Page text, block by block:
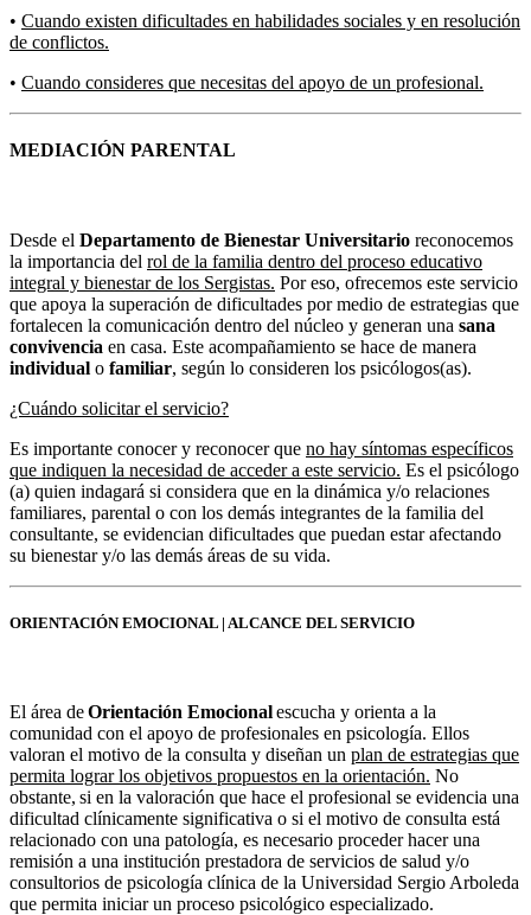
• Cuando existen dificultades en habilidades sociales y en resolución
de conflictos.
• Cuando consideres que necesitas del apoyo de un profesional.
MEDIACIÓN PARENTAL
Desde el Departamento de Bienestar Universitario reconocemos
la importancia del rol de la familia dentro del proceso educativo
integral y bienestar de los Sergistas. Por eso, ofrecemos este servicio
que apoya la superación de dificultades por medio de estrategias que
fortalecen la comunicación dentro del núcleo y generan una sana
convivencia en casa. Este acompañamiento se hace de manera
individual o familiar, según lo consideren los psicólogos(as).
¿Cuándo solicitar el servicio?
Es importante conocer y reconocer que no hay síntomas específicos
que indiquen la necesidad de acceder a este servicio. Es el psicólogo
(a) quien indagará si considera que en la dinámica y/o relaciones
familiares, parental o con los demás integrantes de la familia del
consultante, se evidencian dificultades que puedan estar afectando
su bienestar y/o las demás áreas de su vida.
ORIENTACIÓN EMOCIONAL | ALCANCE DEL SERVICIO
El área deOrientación Emocionalescucha y orienta a la
comunidad con el apoyo de profesionales en psicología. Ellos
valoran el motivo de la consulta y diseñan un plan de estrategias que
permita lograr los objetivos propuestos en la orientación. No
obstante, si en la valoración que hace el profesional se evidencia una
dificultad clínicamente significativa o si el motivo de consulta está
relacionado con una patología, es necesario proceder hacer una
remisión a una institución prestadora de servicios de salud y/o
consultorios de psicología clínica de la Universidad Sergio Arboleda
que permita iniciar un proceso psicológico especializado.